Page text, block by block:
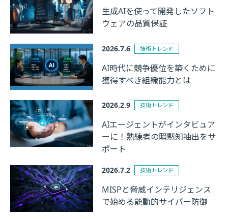
生成AIを使って開発したソフト
ウェアの品質保証
2026.7.6 技術トレンド
AI時代に競争優位を築くために
獲得すべき組織能力とは
2026.2.9 技術トレンド
AIエージェントがインタビュア
ーに！熟練者の暗黙知抽出をサ
ポート
2026.7.2 技術トレンド
MISPと脅威インテリジェンス
で始める能動的サイバー防御